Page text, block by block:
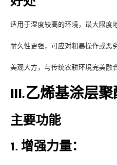
适用于湿度较高的环境，最大限度
耐久性更强，可应对粗暴操作或恶
美观大方，与传统农耕环境完美融合
III.乙烯基涂层
主要功能
1. 增强力量：